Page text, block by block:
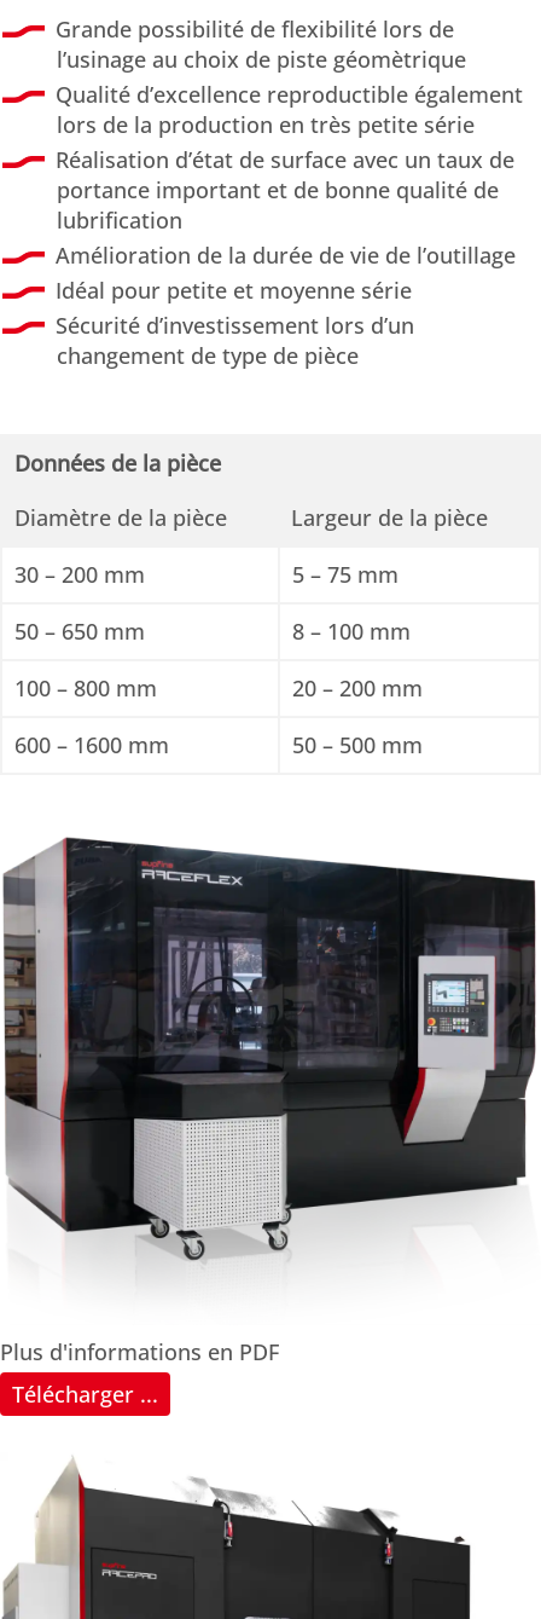
Grande possibilité de flexibilité lors de
l’usinage au choix de piste géomètrique
Qualité d’excellence reproductible également
lors de la production en très petite série
Réalisation d’état de surface avec un taux de
portance important et de bonne qualité de
lubrification
Amélioration de la durée de vie de l’outillage
Idéal pour petite et moyenne série
Sécurité d’investissement lors d’un
changement de type de pièce
Données de la pièce
Diamètre de la pièce
Largeur de la pièce
30 – 200 mm
5 – 75 mm
50 – 650 mm
8 – 100 mm
100 – 800 mm
20 – 200 mm
600 – 1600 mm
50 – 500 mm
Plus d'informations en PDF
Télécharger ...